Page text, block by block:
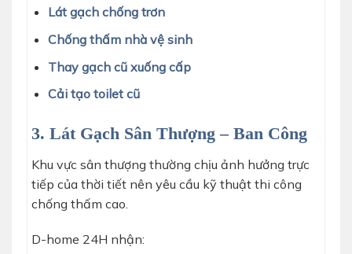
Lát gạch chống trơn
Chống thấm nhà vệ sinh
Thay gạch cũ xuống cấp
Cải tạo toilet cũ
3. Lát Gạch Sân Thượng – Ban Công
Khu vực sân thượng thường chịu ảnh hưởng trực
tiếp của thời tiết nên yêu cầu kỹ thuật thi công
chống thấm cao.
D-home 24H nhận: